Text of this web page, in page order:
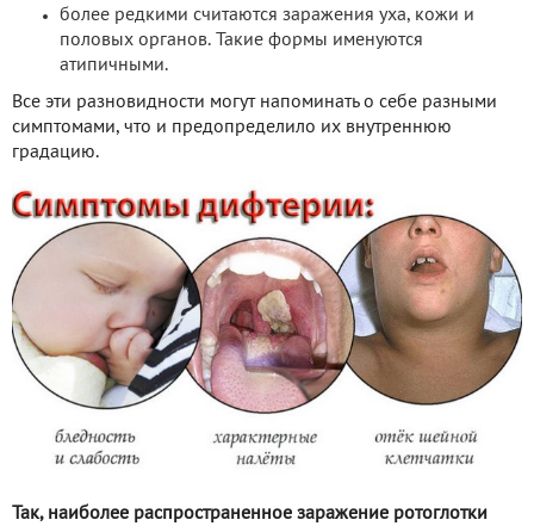
более редкими считаются заражения уха, кожи и
половых органов. Такие формы именуются
атипичными.
Все эти разновидности могут напоминать о себе разными
симптомами, что и предопределило их внутреннюю
градацию.
Так, наиболее распространенное заражение ротоглотки